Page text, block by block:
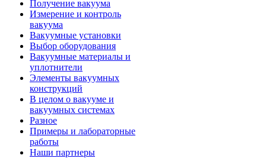
Получение вакуума
Измерение и контроль
вакуума
Вакуумные установки
Выбор оборудования
Вакуумные материалы и
уплотнители
Элементы вакуумных
конструкций
В целом о вакууме и
вакуумных системах
Разное
Примеры и лабораторные
работы
Наши партнеры